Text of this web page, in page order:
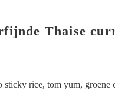
Thaise
sticky rice, tom yum, groene